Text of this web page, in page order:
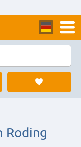
Roding